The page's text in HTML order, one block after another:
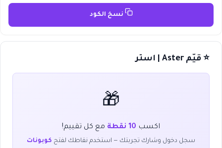
نسخ الكود
⭐ قيّم Aster | استر
🎁
اكسب 10 نقطة مع كل تقييم!
سجل دخول وشارك تجربتك — استخدم نقاطك لفتح كوبونات